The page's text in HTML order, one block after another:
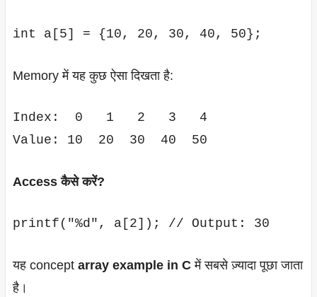
int a[5] = {10, 20, 30, 40, 50};
Memory में यह कुछ ऐसा दिखता है:
Index:  0   1   2   3   4
Access कैसे करें?
printf("%d", a[2]); // Output: 30
यह concept array example in Cमें सबसे ज़्यादा पूछा जाता
है।